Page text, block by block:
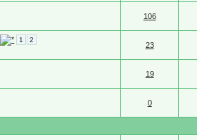
106
1 2
23
19
0